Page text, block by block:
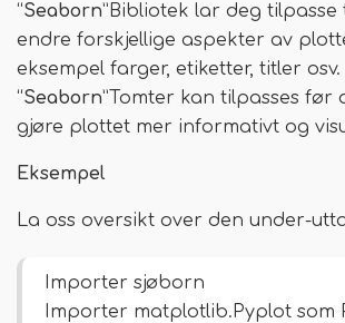
“Seaborn”Bibliotek lar deg tilpasse
endre forskjellige aspekter av
eksempel farger, etiketter, titler osv.
“Seaborn”Tomter kan tilpasses før
gjøre plottet mer informativt og
Eksempel
La oss oversikt over den under-
Importer sjøborn
Importer matplotlib.Pyplot som